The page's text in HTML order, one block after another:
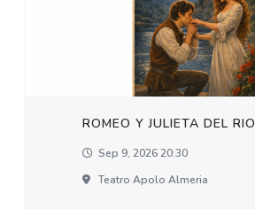
ROMEO Y JULIETA DEL RIO
Sep 9, 2026 20:30
Teatro Apolo Almeria